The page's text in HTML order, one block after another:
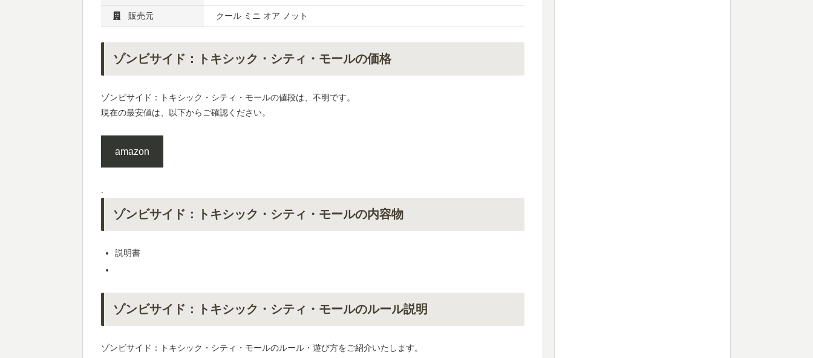
販売元 クール ミニ オア ノット
ゾンビサイド：トキシック・シティ・モールの価格
ゾンビサイド：トキシック・シティ・モールの値段は、不明です。
現在の最安値は、以下からご確認ください。
amazon
.
ゾンビサイド：トキシック・シティ・モールの内容物
説明書
ゾンビサイド：トキシック・シティ・モールのルール説明
ゾンビサイド：トキシック・シティ・モールのルール・遊び方をご紹介いたします。